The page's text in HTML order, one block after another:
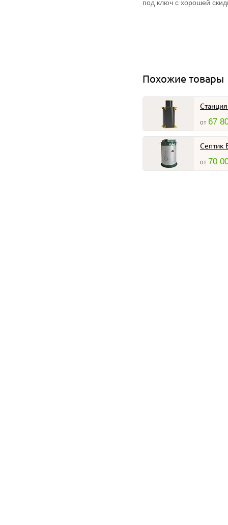
под ключ с хорошей
Похожие товары
от 67
Септик
от 70